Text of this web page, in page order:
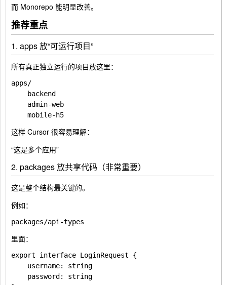
而 Monorepo 能明显改善。
推荐重点
1. apps 放“可运行项目”
所有真正独立运行的项目放这里：
apps/
    backend
    admin-web
这样 Cursor 很容易理解：
“这是多个应用”
2. packages 放共享代码（非常重要）
这是整个结构最关键的。
例如：
里面：
export interface LoginRequest {
    username: string
    password: string